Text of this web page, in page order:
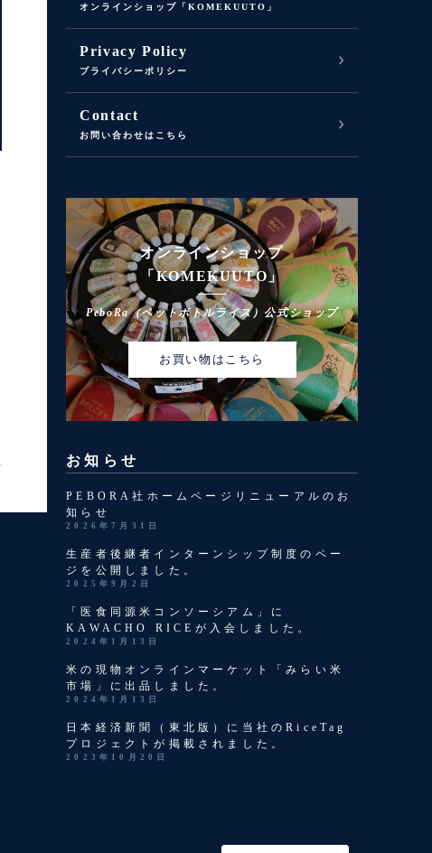
オンラインショップ「KOMEKUUTO」
Privacy Policy
プライバシーポリシー
Contact
お問い合わせはこちら
オンラインショップ
「KOMEKUUTO」
PeboRa（ペットボトルライス）公式ショップ
お買い物はこちら
お知らせ
PEBORA社ホームページリニューアルのお
知らせ
2026年7月31日
生産者後継者インターンシップ制度のペー
ジを公開しました。
2025年9月2日
「医食同源米コンソーシアム」に
KAWACHO RICEが入会しました。
2024年1月13日
米の現物オンラインマーケット「みらい米
市場」に出品しました。
2024年1月13日
日本経済新聞（東北版）に当社のRiceTag
プロジェクトが掲載されました。
2023年10月20日